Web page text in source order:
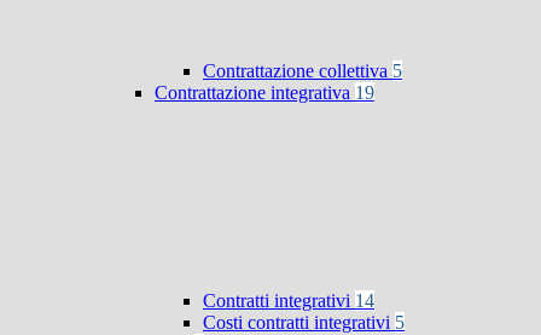
Contrattazione collettiva 5
Contrattazione integrativa 19
Contratti integrativi 14
Costi contratti integrativi 5